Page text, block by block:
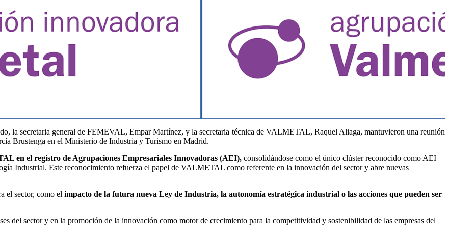
la secretaria general de FEMEVAL, Empar Martínez, y la secretaria técnica de VALMETAL, Raquel Aliaga, mantuvieron una reunión
Brustenga en el Ministerio de Industria y Turismo en Madrid.
en el registro de Agrupaciones Empresariales Innovadoras (AEI), consolidándose como el único clúster reconocido como AEI
Industrial. Este reconocimiento refuerza el papel de VALMETAL como referente en la innovación del sector y abre nuevas
el sector, como el impacto de la futura nueva Ley de Industria, la autonomía estratégica industrial o las acciones que pueden ser
del sector y en la promoción de la innovación como motor de crecimiento para la competitividad y sostenibilidad de las empresas del